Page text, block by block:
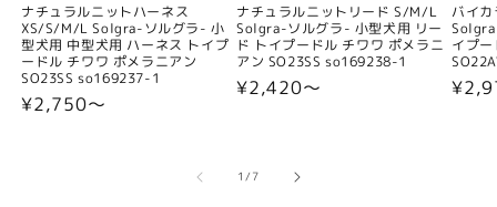
ナチュラルニットハーネス
XS/S/M/L Solgra-ソルグラ- 小
型犬用 中型犬用 ハーネス トイプ
ードル チワワ ポメラニアン
SO23SS so169237-1
通
¥2,750〜
ナチュラルニットリード S/M/L
Solgra-ソルグラ- 小型犬用 リー
ド トイプードル チワワ ポメラニ
アン SO23SS so169238-1
通
¥2,420〜
バイ
イプ
通
1/の
7